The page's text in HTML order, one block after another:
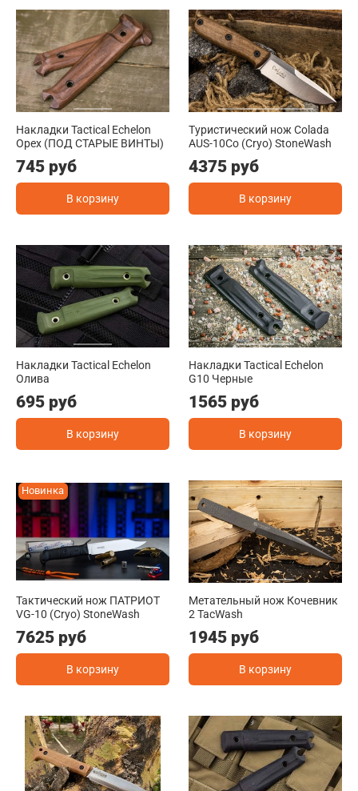
Накладки Tactical Echelon
Орех (ПОД СТАРЫЕ ВИНТЫ)
745 руб
В корзину
Туристический нож Colada
AUS-10Co (Cryo) StoneWash
4375 руб
В корзину
Накладки Tactical Echelon
Олива
695 руб
В корзину
Накладки Tactical Echelon
G10 Черные
1565 руб
В корзину
Новинка
Тактический нож ПАТРИОТ
VG-10 (Cryo) StoneWash
7625 руб
В корзину
Метательный нож Кочевник
2 TacWash
1945 руб
В корзину